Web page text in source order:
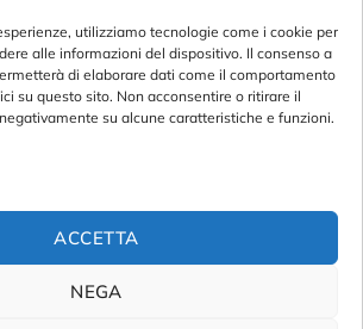
utilizziamo tecnologie come i cookie per
alle informazioni del dispositivo. Il consenso a
di elaborare dati come il comportamento
su questo sito. Non acconsentire o ritirare il
su alcune caratteristiche e funzioni.
ACCETTA
NEGA
35127 Padova (Italy)
16 98
95 10